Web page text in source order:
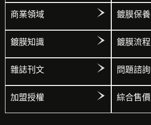
商業領域 鍍膜保養
鍍膜知識 鍍膜流程
雜誌刊文 問題諮詢
加盟授權 綜合售價